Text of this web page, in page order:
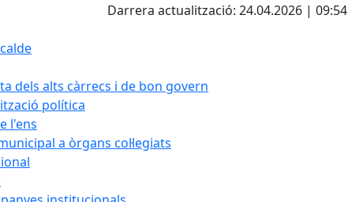
Darrera actualització: 24.04.2026 | 09:54
dels alts càrrecs i de bon govern
política
l'ens
a òrgans col·legiats